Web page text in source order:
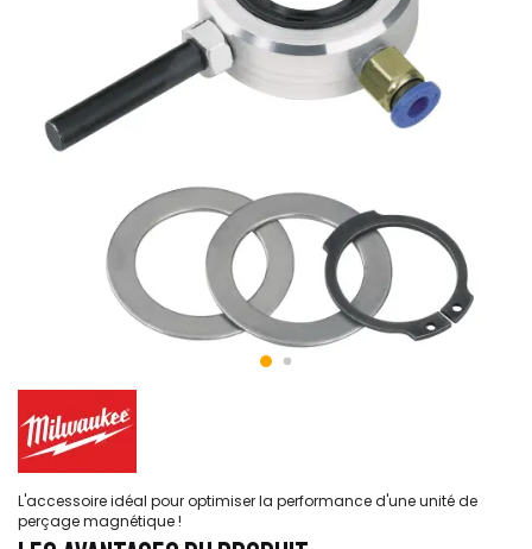
L'accessoire idéal pour optimiser la performance d'une unité de
perçage magnétique !